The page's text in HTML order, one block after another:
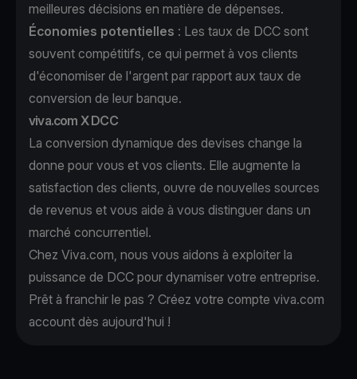
meilleures décisions en matière de dépenses.
Économies potentielles : Les taux de DCC sont
souvent compétitifs, ce qui permet à vos clients
d'économiser de l'argent par rapport aux taux de
conversion de leur banque.
viva.com X DCC
La conversion dynamique des devises change la
donne pour vous et vos clients. Elle augmente la
satisfaction des clients, ouvre de nouvelles sources
de revenus et vous aide à vous distinguer dans un
marché concurrentiel.
Chez Viva.com, nous vous aidons à exploiter la
puissance de DCC pour dynamiser votre entreprise.
Prêt à franchir le pas ? Créez votre compte viva.com
account dès aujourd'hui !